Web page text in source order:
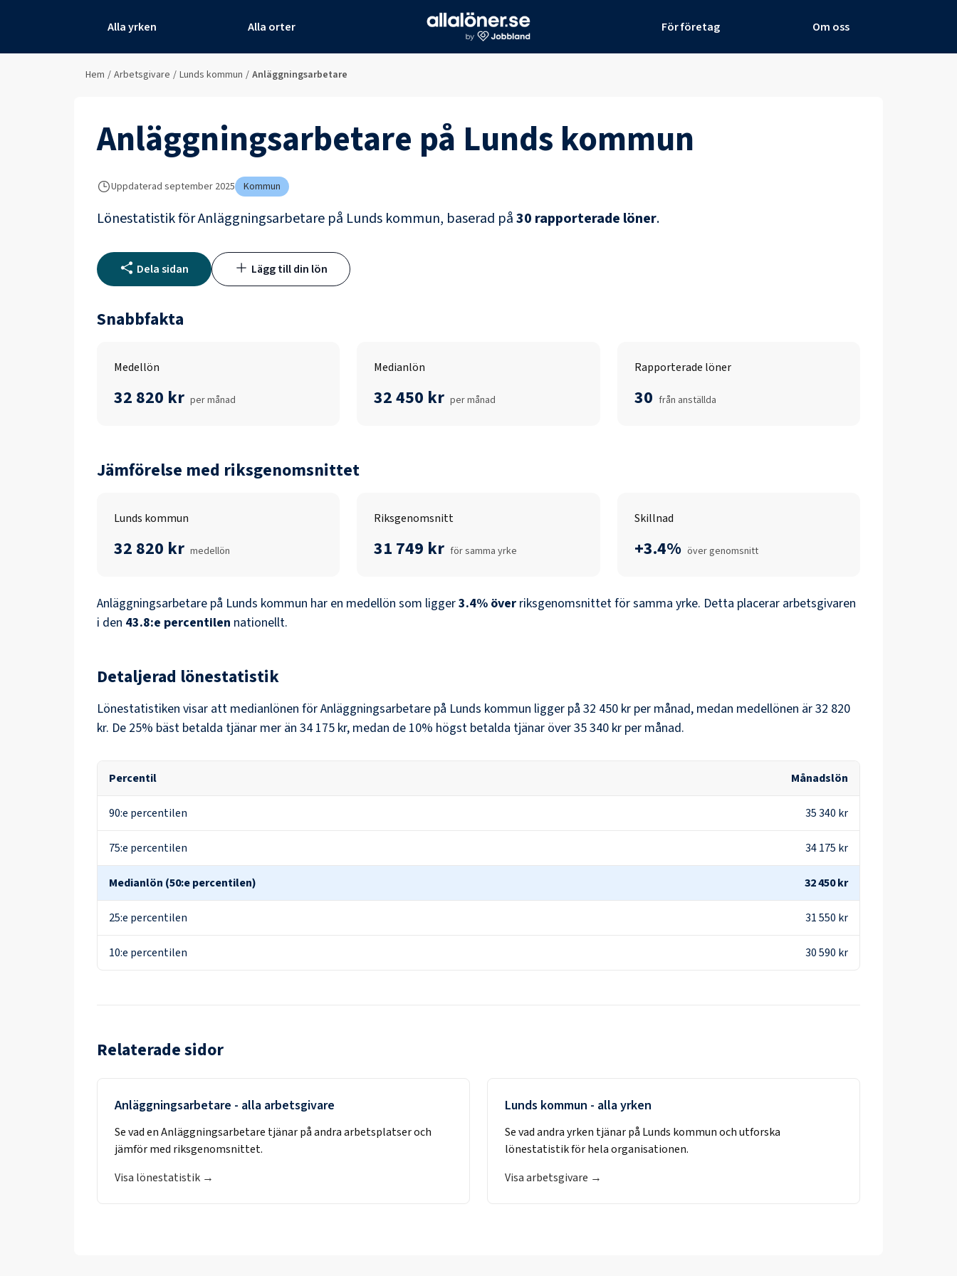
Alla yrken Alla orter För företag Om oss
Hem / Arbetsgivare / Lunds kommun / Anläggningsarbetare
Anläggningsarbetare på Lunds kommun
Uppdaterad september 2025 Kommun
Lönestatistik förAnläggningsarbetare på Lunds kommun, baserad på30 rapporterade löner.
Dela sidan Lägg till din lön
Snabbfakta
Medellön
32 820 kr per månad
Medianlön
32 450 kr per månad
Rapporterade löner
30 från anställda
Jämförelse med riksgenomsnittet
Lunds kommun
32 820 kr medellön
Riksgenomsnitt
31 749 kr för samma yrke
Skillnad
+3.4% över genomsnitt
Anläggningsarbetare på Lunds kommun har en medellön som ligger3.4% över riksgenomsnittet för samma yrke. Detta placerar arbetsgivaren
i den 43.8:e percentilen nationellt.
Detaljerad lönestatistik
Lönestatistiken visar att medianlönen förAnläggningsarbetare på Lunds kommun ligger på 32 450 kr per månad, medan medellönen är32 820
kr. De 25% bäst betalda tjänar mer än 34 175 kr, medan de 10% högst betalda tjänar över35 340 kr per månad.
Percentil Månadslön
90:e percentilen 35 340 kr
75:e percentilen 34 175 kr
Medianlön (50:e percentilen) 32 450 kr
25:e percentilen 31 550 kr
10:e percentilen 30 590 kr
Relaterade sidor
Anläggningsarbetare - alla arbetsgivare
Se vad enAnläggningsarbetare tjänar på andra arbetsplatser och
jämför med riksgenomsnittet.
Visa lönestatistik →
Lunds kommun - alla yrken
Se vad andra yrken tjänar på Lunds kommunoch utforska
lönestatistik för hela organisationen.
Visa arbetsgivare →